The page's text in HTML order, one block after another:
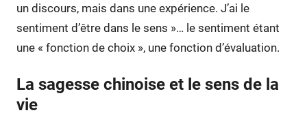
un discours, mais dans une expérience. J’ai le
sentiment d’être dans le sens »… le sentiment étant
une « fonction de choix », une fonction d’évaluation.
La sagesse chinoise et le sens de la
vie